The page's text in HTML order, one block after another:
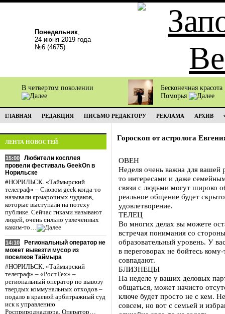
Понедельник,
24 июня 2019 года
№6 (4675)
В четвертом поколении
Бесконечная красота
Поморья
ГЛАВНАЯ РЕДАКЦИЯ ПИСЬМО РЕДАКТОРУ РЕКЛАМА АРХИВ
ЛЕНТА НОВОСТЕЙ
15:00
Любители косплея
провели фестиваль GeekOn в
Норильске
#НОРИЛЬСК. «Таймырский
телеграф» – Словом geek когда-то
называли ярмарочных чудаков,
которые выступали на потеху
публике. Сейчас гиками называют
людей, очень сильно увлеченных
каким-то…
14:10
Региональный оператор не
может вывезти мусор из
поселков Таймыра
#НОРИЛЬСК. «Таймырский
телеграф» – «РостТех» –
региональный оператор по вывозу
твердых коммунальных отходов –
подало в краевой арбитражный суд
иск к управлению
Росприроднадзора. Оператор…
Гороскоп от астролога
ОВЕН
Неделя очень важна для вашей
то интересами и даже
связи с людьми могут широко
реальное общение будет
удовлетворение.
ТЕЛЕЦ
Во многих делах вы можете
встречая понимания со
образовательный уровень. У
в переговорах не бойтесь
совпадают.
БЛИЗНЕЦЫ
На неделе у ваших деловых
общаться, может начисто
ключе будет просто не с кем.
совсем, но вот с семьей и